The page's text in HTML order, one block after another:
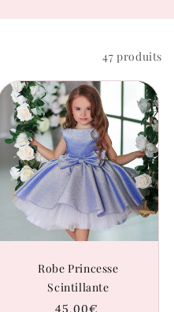
47 produits
Robe Princesse
Scintillante
Prix
45,00€